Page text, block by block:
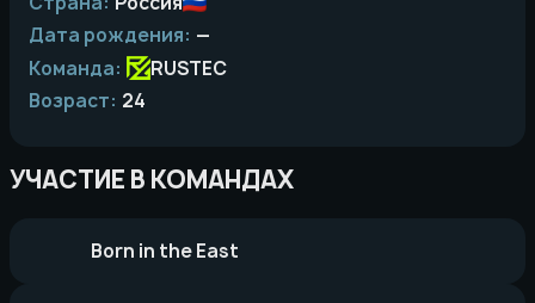
Дата рождения: —
Команда:
RUSTEC
Возраст: 24
УЧАСТИЕ В КОМАНДАХ
Born in the East